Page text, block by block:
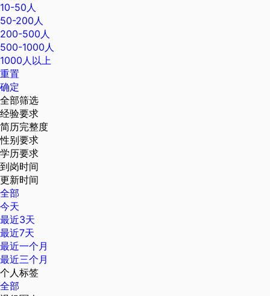
10-50人
50-200人
200-500人
500-1000人
1000人以上
重置
确定
全部筛选
经验要求
简历完整度
性别要求
学历要求
到岗时间
更新时间
全部
今天
最近3天
最近7天
最近一个月
最近三个月
个人标签
全部